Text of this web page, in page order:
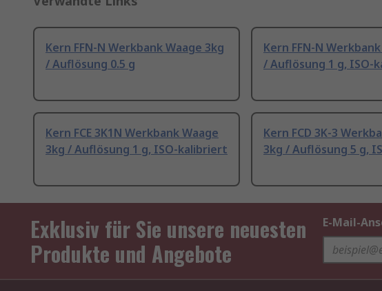
Kern FFN-N Werkbank Waage 3kg
/ Auflösung 0.5 g
Kern FFN-N
/ Auflösung 1 g, ISO-
Kern FCE 3K1N Werkbank Waage
3kg / Auflösung 1 g, ISO-kalibriert
Kern FCD 3K-3
3kg / Auflösung 5 g,
Exklusiv für Sie unsere neuesten
Produkte und Angebote
E-Mail-